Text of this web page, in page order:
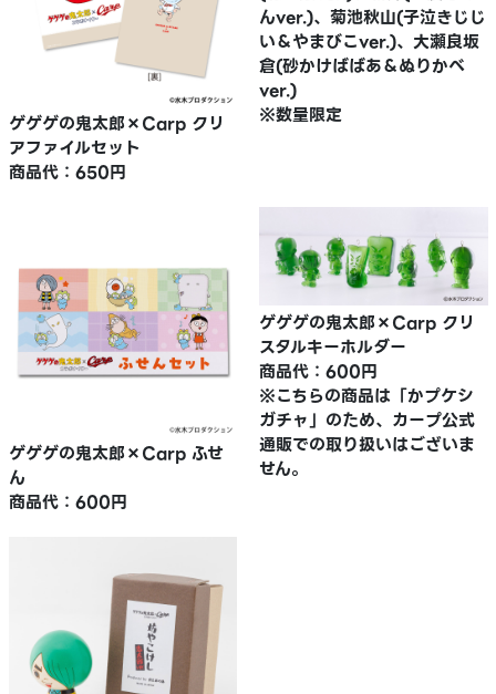
ゲゲゲの鬼太郎×Carp クリ
アファイルセット
商品代：650円
んver.)、菊池秋山(子泣きじじ
い＆やまびこver.)、大瀬良坂
倉(砂かけばばあ＆ぬりかべ
ver.)
※数量限定
ゲゲゲの鬼太郎×Carp ふせ
ん
商品代：600円
ゲゲゲの鬼太郎×Carp クリ
スタルキーホルダー
商品代：600円
※こちらの商品は「かプケシ
ガチャ」のため、カープ公式
通販での取り扱いはございま
せん。